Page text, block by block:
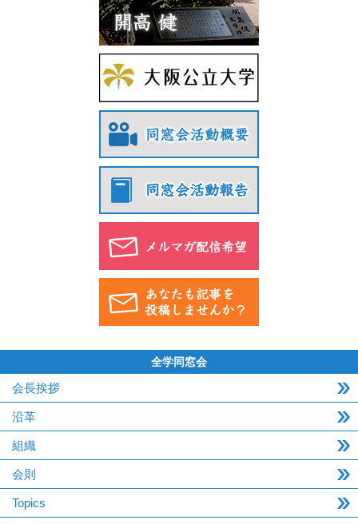
全学同窓会
会長挨拶
沿革
組織
会則
Topics